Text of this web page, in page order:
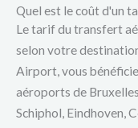
Quel est le coût d'un
Le tarif du transfert
selon votre
Airport, vous
aéroports de
Schiphol, Eindhoven,